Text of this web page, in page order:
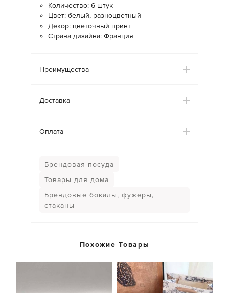
Количество: 6 штук
Цвет: белый, разноцветный
Декор: цветочный принт
Страна дизайна: Франция
Преимущества
Доставка
Оплата
Брендовая посуда
Товары для дома
Брендовые бокалы, фужеры,
стаканы
Похожие Товары